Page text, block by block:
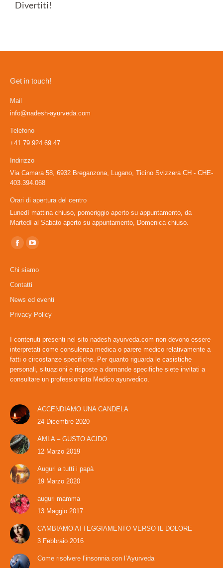
Divertiti!
Get in touch!
Mail
info@nadesh-ayurveda.com
Telefono
+41 79 924 69 47
Indirizzo
Via Camara 58, 6932 Breganzona, Lugano, Ticino Svizzera CH - CHE-
403.394.068
Orari di apertura del centro
Lunedì mattina chiuso, pomeriggio aperto su appuntamento, da
Martedì al Sabato aperto su appuntamento, Domenica chiuso.
Ci puoi trovare su:
Facebook
opens
in
new
window
YouTube
opens
in
new
window
Chi siamo
Contatti
News ed eventi
Privacy Policy
I contenuti presenti nel sito nadesh-ayurveda.com non devono essere
interpretati come consulenza medica o parere medico relativamente a
fatti o circostanze specifiche. Per quanto riguarda le casistiche
personali, situazioni e risposte a domande specifiche siete invitati a
consultare un professionista Medico ayurvedico.
ACCENDIAMO UNA CANDELA
24 Dicembre 2020
AMLA – GUSTO ACIDO
12 Marzo 2019
Auguri a tutti i papà
19 Marzo 2020
auguri mamma
13 Maggio 2017
CAMBIAMO ATTEGGIAMENTO VERSO IL DOLORE
3 Febbraio 2016
Come risolvere l’insonnia con l’Ayurveda